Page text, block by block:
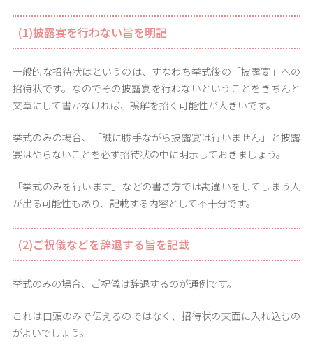
(1)披露宴を行わない旨を明記
一般的な招待状はというのは、すなわち挙式後の「披露宴」への
招待状です。なのでその披露宴を行わないということをきちんと
文章にして書かなければ、誤解を招く可能性が大きいです。
挙式のみの場合、「誠に勝手ながら披露宴は行いません」と披露
宴はやらないことを必ず招待状の中に明示しておきましょう。
「挙式のみを行います」などの書き方では勘違いをしてしまう人
が出る可能性もあり、記載する内容として不十分です。
(2)ご祝儀などを辞退する旨を記載
挙式のみの場合、ご祝儀は辞退するのが通例です。
これは口頭のみで伝えるのではなく、招待状の文面に入れ込むの
がよいでしょう。